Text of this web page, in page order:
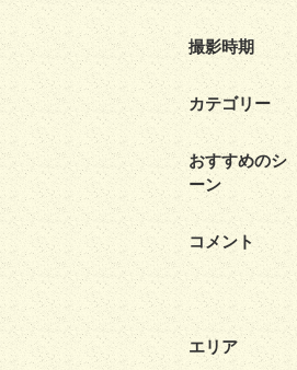
撮影時期
カテゴリー
おすすめのシ
ーン
コメント
エリア